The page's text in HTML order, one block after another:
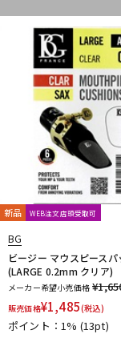
SNOOPY WITH MUSIC
SST(Schucht Sax
SUPERSLICK
T.K MELODY
THE WALLACE
TORAYSEE
Ultra breathe
VACCHIANO
Winds Score
YUPON
Zac
他
アケタオカリーナ
ウインドブロスオリ
すいとる君
その
ライツ
レジェール
新品 WEB注文店頭受取可
BG
ビージー マウスピース
(LARGE 0.2mm クリア)
メーカー希望小売価格
販売価格¥1,485(税込)
ポイント：1% (13pt)